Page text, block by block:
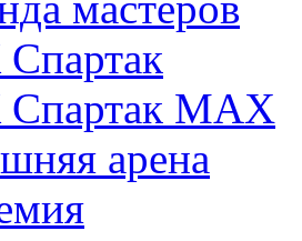
МАХ
арена